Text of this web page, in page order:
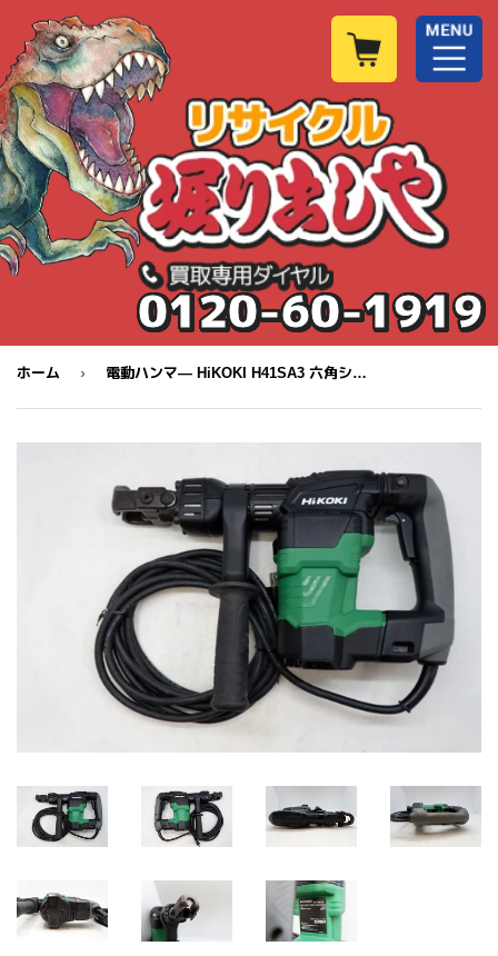
0120-60-1919
ホーム › 電動ハンマ― HiKOKI H41SA3 六角シャンク 動作確認済み